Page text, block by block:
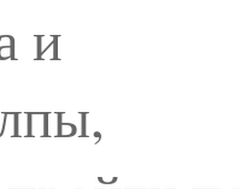
и